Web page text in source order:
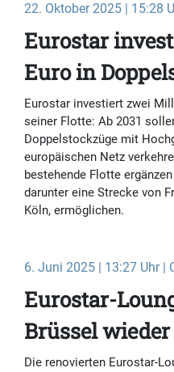
22. Oktober 2025 | 15:28
Eurostar
Euro in
Eurostar investiert zwei
seiner Flotte: Ab 2031
Doppelstockzüge mit
europäischen Netz
bestehende Flotte
darunter eine Strecke von
Köln, ermöglichen.
6. Juni 2025 | 13:27 Uhr |
Eurostar-
Brüssel
Die renovierten Eurostar-